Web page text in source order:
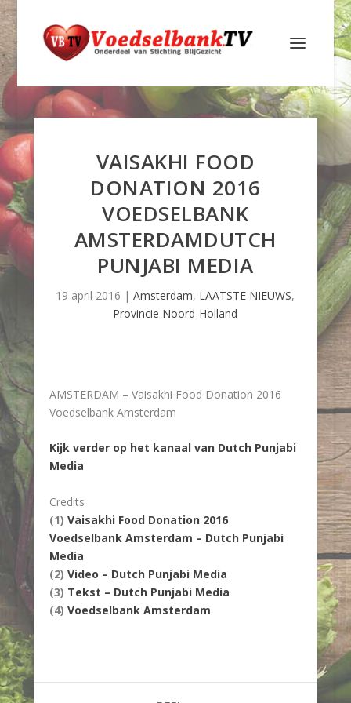
VAISAKHI FOOD
DONATION 2016
VOEDSELBANK
AMSTERDAMDUTCH
PUNJABI MEDIA
19 april 2016 |Amsterdam, LAATSTE NIEUWS,
Provincie Noord-Holland
AMSTERDAM – Vaisakhi Food Donation 2016
Voedselbank Amsterdam
Kijk verder op het kanaal van Dutch Punjabi
Media
Credits
(1) Vaisakhi Food Donation 2016
Voedselbank Amsterdam – Dutch Punjabi
Media
(2) Video – Dutch Punjabi Media
(3) Tekst – Dutch Punjabi Media
(4) Voedselbank Amsterdam